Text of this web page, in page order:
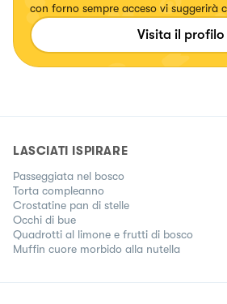
con forno sempre acceso vi suggerirà
piatti vengono raccontati e fotografati
energia.
Visita il profilo
LASCIATI ISPIRARE
Passeggiata nel bosco
Torta compleanno
Crostatine pan di stelle
Occhi di bue
Quadrotti al limone e frutti di bosco
Muffin cuore morbido alla nutella